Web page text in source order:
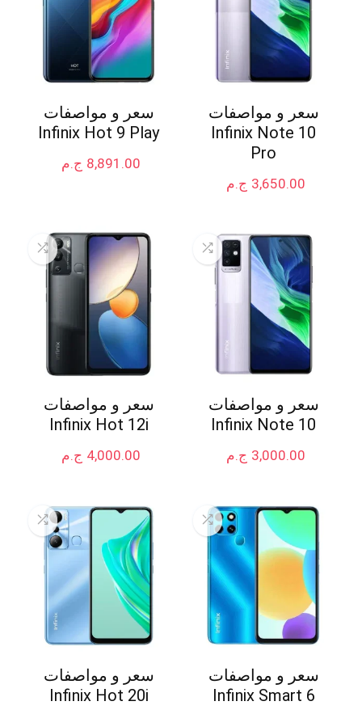
سعر و مواصفات
Infinix Note 10
Pro
ج.م 3,650.00
سعر و مواصفات
Infinix Hot 9 Play
ج.م 8,891.00
سعر و مواصفات
Infinix Note 10
ج.م 3,000.00
سعر و مواصفات
Infinix Hot 12i
ج.م 4,000.00
سعر و مواصفات
Infinix Smart 6
سعر و مواصفات
Infinix Hot 20i